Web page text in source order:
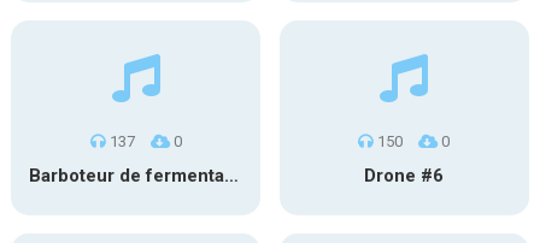
137 0
Barboteur de fermentation #2
150 0
Drone #6